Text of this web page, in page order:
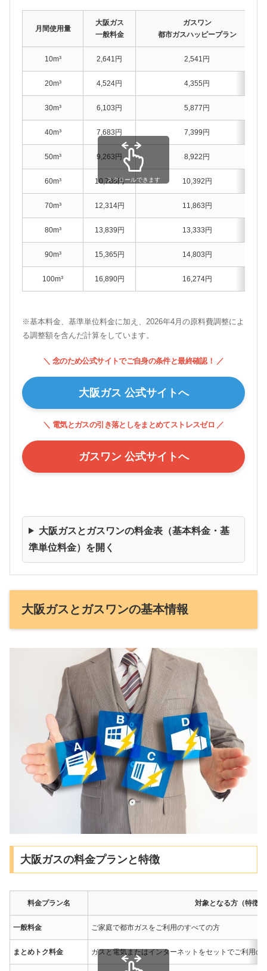
月間使用量
大阪ガス
一般料金
ガスワン
都市ガスハッピープラン
10m³ 2,641円 2,541円
20m³ 4,524円 4,355円
30m³ 6,103円 5,877円
40m³ 7,683円 7,399円
50m³ 9,263円 8,922円
60m³ 10,788円 10,392円
70m³ 12,314円 11,863円
80m³ 13,839円 13,333円
90m³ 15,365円 14,803円
100m³ 16,890円 16,274円
スクロールできます
※基本料金、基準単位料金に加え、2026年4月の原料費調整によ
る調整額を含んだ計算をしています。
＼ 念のため公式サイトでご自身の条件と最終確認！ ／
大阪ガス 公式サイトへ
＼ 電気とガスの引き落としをまとめてストレスゼロ ／
ガスワン 公式サイトへ
大阪ガスとガスワンの料金表（基本料金・基
準単位料金）を開く
大阪ガスとガスワンの基本情報
大阪ガスの料金プランと特徴
料金プラン名 対象となる方（特徴）
一般料金 ご家庭で都市ガスをご利用のすべての方
まとめトク料金 ガスと電気またはインターネットをセットでご利用の